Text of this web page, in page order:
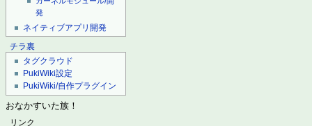
発
ネイティブアプリ開発
チラ裏
タグクラウド
PukiWiki設定
PukiWiki/自作プラグイン
おなかすいた族！
リンク